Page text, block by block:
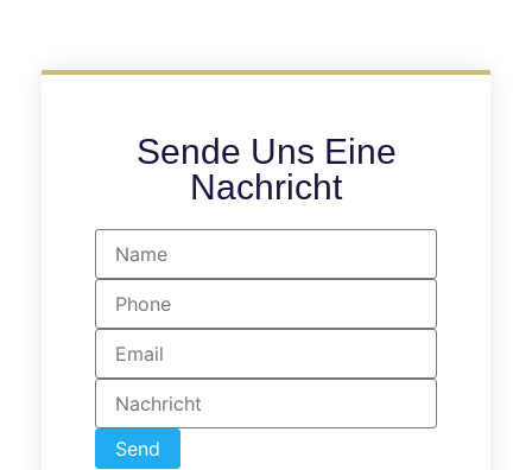
Sende Uns Eine
Nachricht
Send